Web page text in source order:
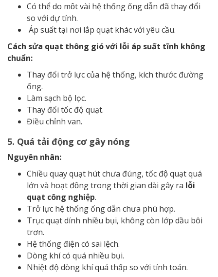
Có thể do một vài hệ thống ống dẫn đã thay đổi
so với dự tính.
Áp suất tại nơi lắp quạt khác với yêu cầu.
Cách sửa quạt thông gió với lỗi áp suất tĩnh không
chuẩn:
Thay đổi trở lực của hệ thống, kích thước đường
ống.
Làm sạch bộ lọc.
Thay đổi tốc độ quạt.
Điều chỉnh van.
5. Quá tải động cơ gây nóng
Nguyên nhân:
Chiều quay quạt hút chưa đúng, tốc độ quạt quá
lớn và hoạt động trong thời gian dài gây ra lỗi
quạt công nghiệp.
Trở lực hệ thống ống dẫn chưa phù hợp.
Trục quạt dính nhiều bụi, không còn lớp dầu bôi
trơn.
Hệ thống điện có sai lệch.
Dòng khí có quá nhiều bụi.
Nhiệt độ dòng khí quá thấp so với tính toán.